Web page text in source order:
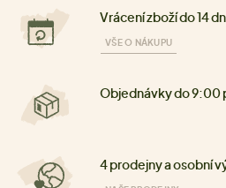
Vrácení zboží do 14
VŠE O NÁKUPU
Objednávky do 9:00
4 prodejny a osobní